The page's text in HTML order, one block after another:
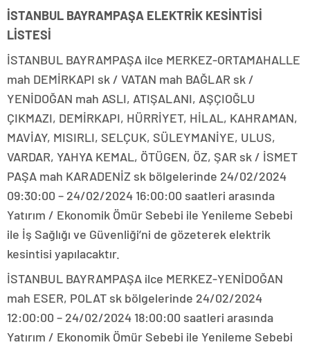
İSTANBUL BAYRAMPAŞA ELEKTRİK KESİNTİSİ
LİSTESİ
İSTANBUL BAYRAMPAŞA ilce MERKEZ-ORTAMAHALLE
mah DEMİRKAPI sk / VATAN mah BAĞLAR sk /
YENİDOĞAN mah ASLI, ATIŞALANI, AŞÇIOĞLU
ÇIKMAZI, DEMİRKAPI, HÜRRİYET, HİLAL, KAHRAMAN,
MAVİAY, MISIRLI, SELÇUK, SÜLEYMANİYE, ULUS,
VARDAR, YAHYA KEMAL, ÖTÜGEN, ÖZ, ŞAR sk / İSMET
PAŞA mah KARADENİZ sk bölgelerinde 24/02/2024
09:30:00 – 24/02/2024 16:00:00 saatleri arasında
Yatırım / Ekonomik Ömür Sebebi ile Yenileme Sebebi
ile İş Sağlığı ve Güvenliği’ni de gözeterek elektrik
kesintisi yapılacaktır.
İSTANBUL BAYRAMPAŞA ilce MERKEZ-YENİDOĞAN
mah ESER, POLAT sk bölgelerinde 24/02/2024
12:00:00 – 24/02/2024 18:00:00 saatleri arasında
Yatırım / Ekonomik Ömür Sebebi ile Yenileme Sebebi